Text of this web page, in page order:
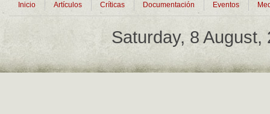
Inicio Artículos Críticas Documentación Eventos
Saturday, 8